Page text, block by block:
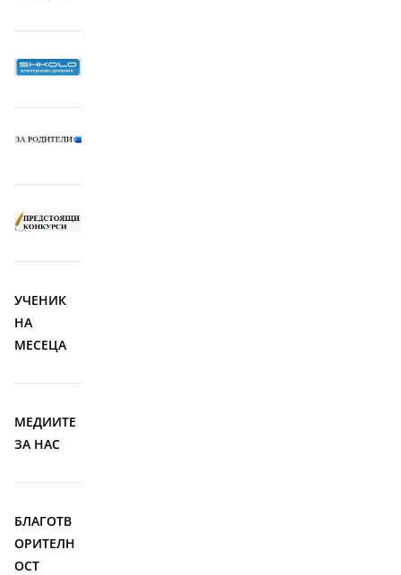
УЧЕНИК
НА
МЕСЕЦА
МЕДИИТЕ
ЗА НАС
БЛАГОТВ
ОРИТЕЛН
ОСТ